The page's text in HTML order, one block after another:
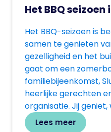
Het BBQ
Het BBQ-seizoen is
samen te genieten
gezelligheid en het
gaat om een
familiebijeenkomst,
heerlijke gerechten
organisatie. Jij
Lees meer